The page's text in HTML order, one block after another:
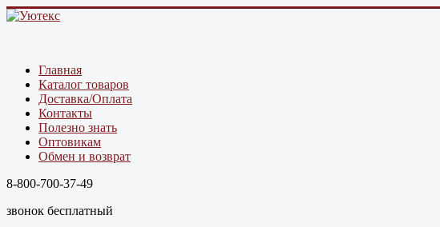
Главная
Каталог товаров
Доставка/Оплата
Контакты
Полезно знать
Оптовикам
Обмен и возврат
8-800-700-37-49
звонок бесплатный